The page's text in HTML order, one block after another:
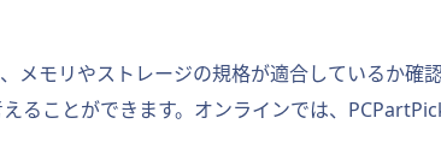
メモリやストレージの規格が適合しているか確
ることができます。オンラインでは、